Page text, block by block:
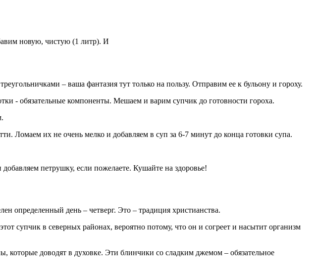
новую, чистую (1 литр). И
– ваша фантазия тут только на пользу. Отправим ее к бульону и гороху.
- обязательные компоненты. Мешаем и варим супчик до готовности гороха.
Ломаем их не очень мелко и добавляем в суп за 6-7 минут до конца готовки супа.
петрушку, если пожелаете. Кушайте на здоровье!
определенный день – четверг. Это – традиция христианства.
супчик в северных районах, вероятно потому, что он и согреет и насытит организм
доводят в духовке. Эти блинчики со сладким джемом – обязательное